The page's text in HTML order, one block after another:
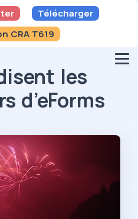
Télécharger
CRA T619
les
d’eForms